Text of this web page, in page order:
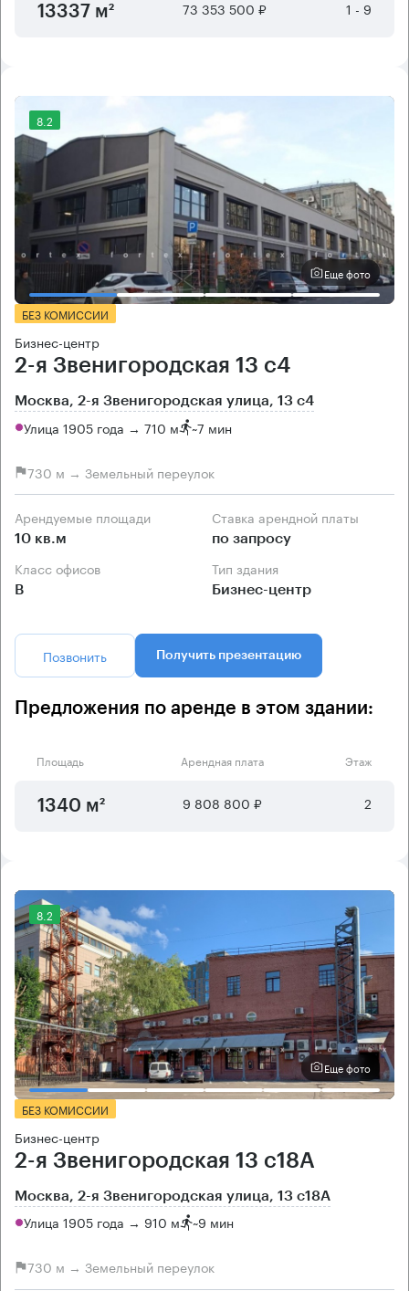
13337 м² 73 353 500 ₽ 1 - 9
8.2
Еще фото
БЕЗ КОМИССИИ
Бизнес-центр
2-я Звенигородская 13 с4
Москва, 2-я Звенигородская улица, 13 с4
Улица 1905 года → 710 м ~7 мин
730 м → Земельный переулок
Арендуемые площади
10 кв.м
Ставка арендной платы
по запросу
Класс офисов
B
Тип здания
Бизнес-центр
Позвонить Получить презентацию
Предложения по аренде в этом здании:
Площадь Арендная плата Этаж
1340 м² 9 808 800 ₽ 2
8.2
Еще фото
БЕЗ КОМИССИИ
Бизнес-центр
2-я Звенигородская 13 с18А
Москва, 2-я Звенигородская улица, 13 с18А
Улица 1905 года → 910 м ~9 мин
730 м → Земельный переулок